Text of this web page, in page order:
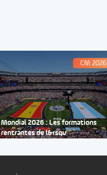
CM 2026
Mondial 2026 : Les formations
rentrantes de l&rsqu